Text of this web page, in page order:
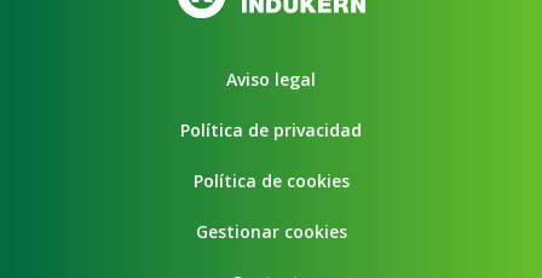
Aviso legal
Política de privacidad
Política de cookies
Gestionar cookies